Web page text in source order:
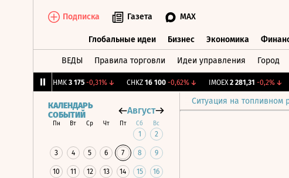
Подписка Газета MAX
Глобальные идеи Бизнес Экономика
ВЕДЫ Правила торговли Идеи управления Город
CHMK 3 175 -0,31%↓ CHKZ 16 100 -0,62%↓ IMOEX 2 281,31 -0,2%↓
Ситуация на топливном
КАЛЕНДАРЬ
СОБЫТИЙ
Август
Пн Вт Ср Чт Пт Сб Вс
1 2
3 4 5 6 7 8 9
10 11 12 13 14 15 16